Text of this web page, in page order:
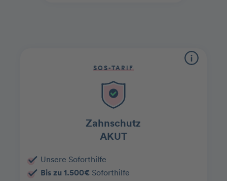
SOS-TARIF
Zahnschutz
AKUT
Unsere Soforthilfe
Bis zu 1.500€Soforthilfe